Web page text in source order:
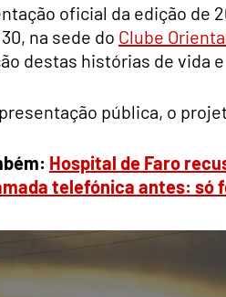
oficial da edição de
na sede do Clube
destas histórias de vida
pública, o
Hospital de Faro
telefónica antes: só